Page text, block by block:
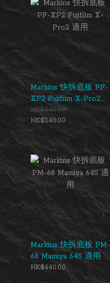
Markins 快拆底板 PF-
XP2 Fujifilm X-Pro2
適用
HK$440.00
HK$240.00
Markins 快拆底板 PM-
68 Mamiya 645 適用
HK$440.00